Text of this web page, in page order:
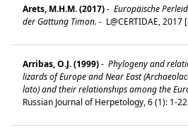
Arets, M.H.M. (2017)- Europäische
der Gattung Timon. - L@CERTIDAE, 2017
Arribas, O.J. (1999)- Phylogeny and
lizards of Europe and Near East
lato) and their relationships among the
Russian Journal of Herpetology, 6 (1): 1-